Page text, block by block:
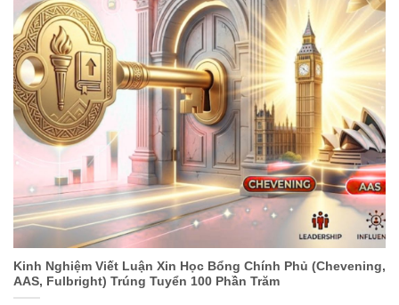
Kinh Nghiệm Viết Luận Xin Học Bổng Chính Phủ (Chevening,
AAS, Fulbright) Trúng Tuyển 100 Phần Trăm